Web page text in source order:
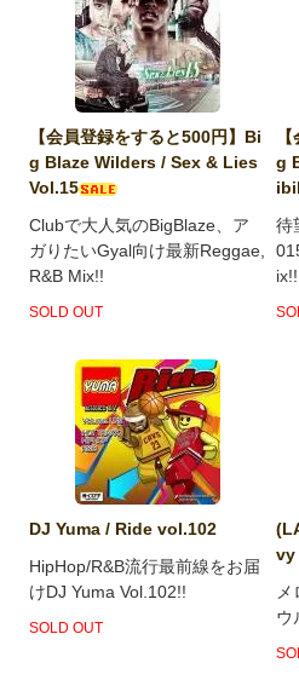
【会員登録をすると500円】Bi
g Blaze Wilders / Sex & Lies
Vol.15
Clubで大人気のBigBlaze、ア
ガりたいGyal向け最新Reggae,
R&B Mix!!
SOLD OUT
g
待
ix!!
DJ Yuma / Ride vol.102
HipHop/R&B流行最前線をお届
けDJ Yuma Vol.102!!
SOLD OUT
vy
メ
ウ